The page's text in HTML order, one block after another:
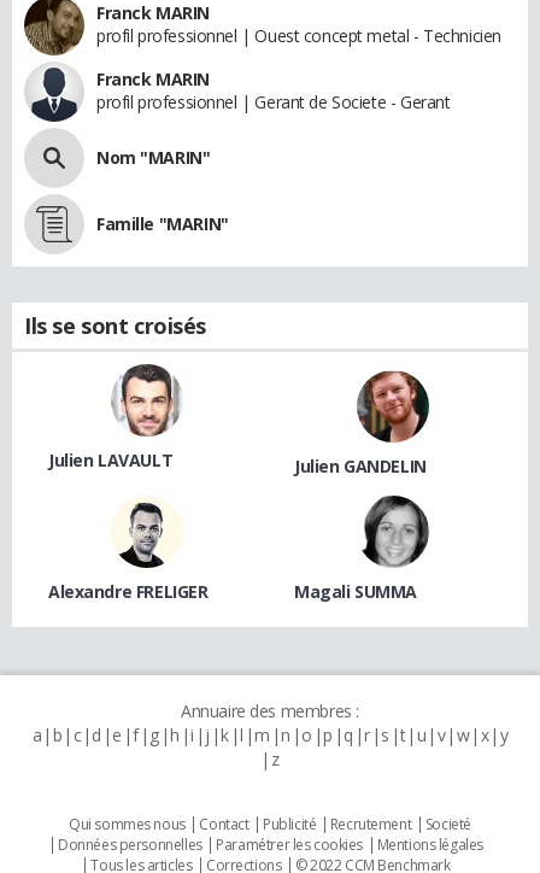
Franck MARIN
profil professionnel | Ouest concept metal - Technicien
Franck MARIN
profil professionnel | Gerant de Societe - Gerant
Nom "MARIN"
Famille "MARIN"
Ils se sont croisés
Julien LAVAULT Julien GANDELIN
Alexandre FRELIGER Magali SUMMA
Annuaire des membres :
a b c d e f g h i j k l m n o p q r s t u v w x y
z
Qui sommes nous Contact Publicité Recrutement
Societé
Données personnelles
Paramétrer les cookies
Mentions légales
Tous les articles
Corrections © 2022 CCM Benchmark